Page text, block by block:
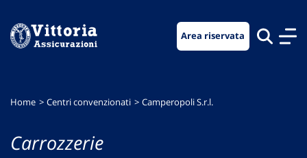
menu
contenuto
footer
Area riservata
Home Centri convenzionati Camperopoli S.r.l.
Carrozzerie